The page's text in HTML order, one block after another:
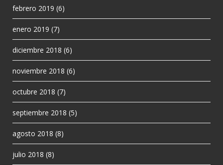
febrero 2019 (6)
enero 2019 (7)
diciembre 2018 (6)
noviembre 2018 (6)
octubre 2018 (7)
septiembre 2018 (5)
agosto 2018 (8)
julio 2018 (8)